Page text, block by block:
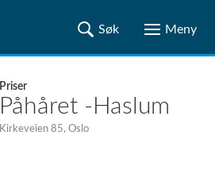
Priser
Påhåret -Haslum
Kirkeveien 85, Oslo